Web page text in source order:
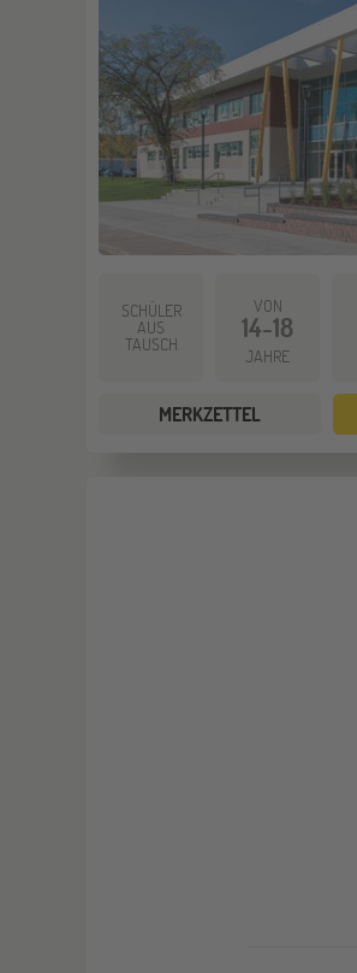
SCHÜLER
AUS
TAUSCH
VON
14-18
JAHRE
MERKZETTEL